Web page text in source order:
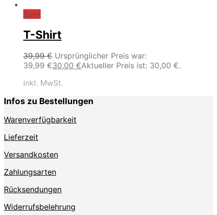
Sale!
T-Shirt
39,99€ Ursprünglicher Preis war:
39,99 €30,00 €Aktueller Preis ist: 30,00 €.
inkl. MwSt.
Infos zu Bestellungen
Warenverfügbarkeit
Lieferzeit
Versandkosten
Zahlungsarten
Rücksendungen
Widerrufsbelehrung